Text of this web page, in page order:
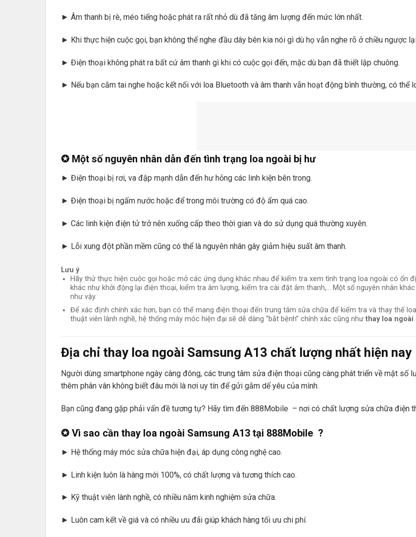
► Âm thanh bị rè, méo tiếng hoặc phát ra rất nhỏ dù đã tăng âm lượng đến mức lớn nhất.
► Khi thực hiện cuộc gọi, bạn không thể nghe đầu dây bên kia nói gì dù họ vẫn nghe rõ ở chiều ngược
► Điện thoại không phát ra bất cứ âm thanh gì khi có cuộc gọi đến, mặc dù bạn đã thiết lập chuông.
► Nếu bạn cắm tai nghe hoặc kết nối với loa Bluetooth và âm thanh vẫn hoạt động bình thường, có thể
✪ Một số nguyên nhân dẫn đến tình trạng loa ngoài bị hư
► Điện thoại bị rơi, va đập mạnh dẫn đến hư hỏng các linh kiện bên trong.
► Điện thoại bị ngấm nước hoặc để trong môi trường có độ ẩm quá cao.
► Các linh kiện điện tử trở nên xuống cấp theo thời gian và do sử dụng quá thường xuyên.
► Lỗi xung đột phần mềm cũng có thể là nguyên nhân gây giảm hiệu suất âm thanh.
Lưu ý
Hãy thử thực hiện cuộc gọi hoặc mở các ứng dụng khác nhau để kiểm tra xem tình trạng loa ngoài có ổn
khác như khởi động lại điện thoại, kiểm tra âm lượng, kiểm tra cài đặt âm thanh,… Một số nguyên nhân
như vậy.
Để xác định chính xác hơn, bạn có thể mang điện thoại đến trung tâm sửa chữa để kiểm tra và thay thế
thuật viên lành nghề, hệ thống máy móc hiện đại sẽ dễ dàng “bắt bệnh” chính xác cũng như thay loa ngoài
Địa chỉ thay loa ngoài Samsung A13 chất lượng nhất hiện nay
Người dùng smartphone ngày càng đông, các trung tâm sửa điện thoại cũng càng phát triển về mặt số
thêm phân vân không biết đâu mới là nơi uy tín để gửi gắm dế yêu của mình.
Bạn cũng đang gặp phải vấn đề tương tự? Hãy tìm đến 888Mobile – nơi có chất lượng sửa chữa điện
✪ Vì sao cần thay loa ngoài Samsung A13 tại 888Mobile ?
► Hệ thống máy móc sửa chữa hiện đại, áp dụng công nghệ cao.
► Linh kiện luôn là hàng mới 100%, có chất lượng và tương thích cao.
► Kỹ thuật viên lành nghề, có nhiều năm kinh nghiệm sửa chữa.
► Luôn cam kết về giá và có nhiều ưu đãi giúp khách hàng tối ưu chi phí.